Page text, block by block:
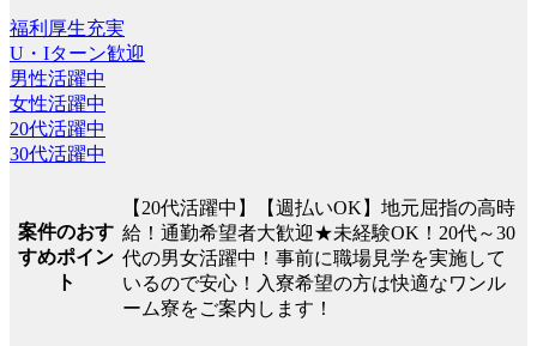
福利厚生充実
U・Iターン歓迎
男性活躍中
女性活躍中
20代活躍中
30代活躍中
案件のおす
すめポイン
ト
【20代活躍中】【週払いOK】地元屈指の高時
給！通勤希望者大歓迎★未経験OK！20代～30
代の男女活躍中！事前に職場見学を実施して
いるので安心！入寮希望の方は快適なワンル
ーム寮をご案内します！